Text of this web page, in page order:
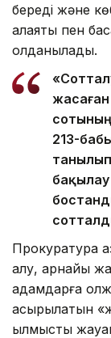
береді және
алаяқтық пен
қолданылады.
жасаған
213-
Прокуратура
алу, арнайы
адамдарға
асырылатын
қылмыстық